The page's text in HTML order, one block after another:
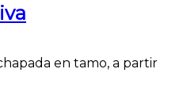
en tamo, a partir